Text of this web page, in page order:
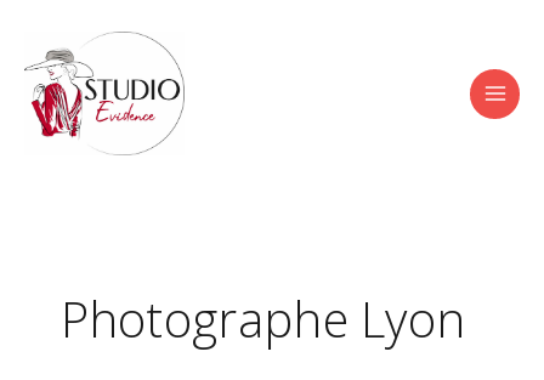
contenu
Photographe Lyon